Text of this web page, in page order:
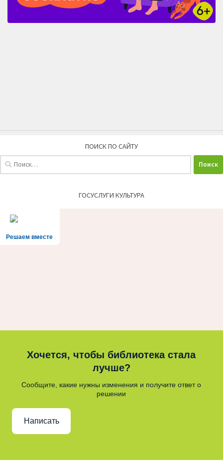
ПОИСК ПО САЙТУ
ГОСУСЛУГИ КУЛЬТУРА
Решаем вместе
Хочется, чтобы библиотека стала
лучше?
Сообщите, какие нужны изменения и получите ответ о
решении
Написать